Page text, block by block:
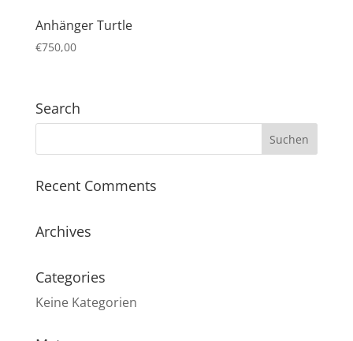
Anhänger Turtle
€750,00
Search
Recent Comments
Archives
Categories
Keine Kategorien